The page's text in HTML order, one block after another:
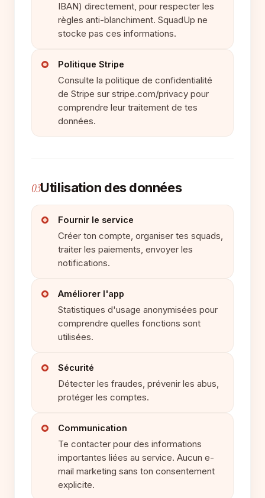
IBAN) directement, pour respecter les
règles anti-blanchiment. SquadUp ne
stocke pas ces informations.
Politique Stripe
Consulte la politique de confidentialité
de Stripe sur stripe.com/privacy pour
comprendre leur traitement de tes
données.
03Utilisation des données
Fournir le service
Créer ton compte, organiser tes squads,
traiter les paiements, envoyer les
notifications.
Améliorer l'app
Statistiques d'usage anonymisées pour
comprendre quelles fonctions sont
utilisées.
Sécurité
Détecter les fraudes, prévenir les abus,
protéger les comptes.
Communication
Te contacter pour des informations
importantes liées au service. Aucun e-
mail marketing sans ton consentement
explicite.